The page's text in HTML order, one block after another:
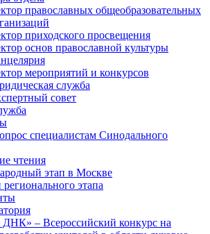
православных общеобразовательных
приходского просвещения
основ православной культуры
мероприятий и конкурсов
служба
совет
специалистам Синодального
чтения
этап в Москве
этапа
ДНК» – Всероссийский конкурс на